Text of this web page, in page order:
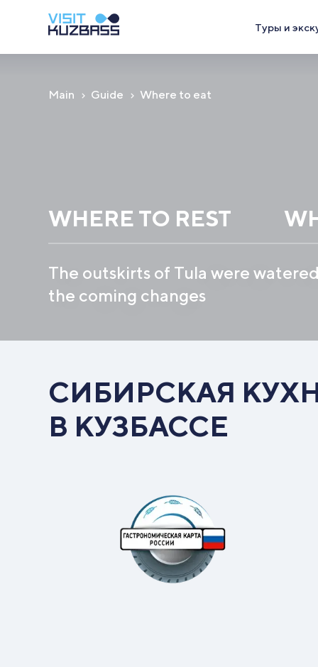
Туры и
Main Guide Where to eat
WHERE TO REST
The outskirts of Tula were
the coming changes
СИБИРСКАЯ
В КУЗБАССЕ